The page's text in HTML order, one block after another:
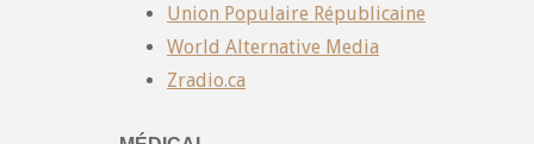
Union Populaire Républicaine
World Alternative Media
Zradio.ca